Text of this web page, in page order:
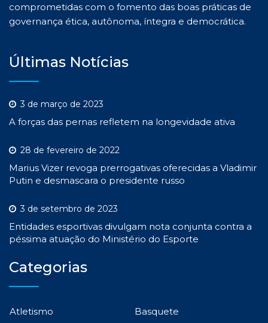
comprometidas com o fomento das boas práticas de
governança ética, autônoma, íntegra e democrática.
Últimas Notícias
3 de março de 2023
A forças das pernas refletem na longevidade ativa
28 de fevereiro de 2022
Marius Vizer revoga prerrogativas oferecidas a Vladimir
Putin e desmascara o presidente russo
3 de setembro de 2023
Entidades esportivas divulgam nota conjunta contra a
péssima atuação do Ministério do Esporte
Categorias
Atletismo
Basquete